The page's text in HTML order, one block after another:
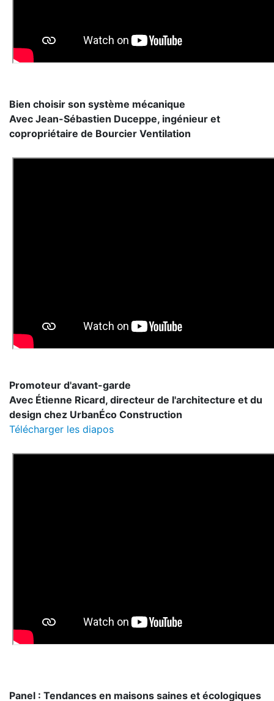
Bien choisir son système mécanique
Avec Jean-Sébastien Duceppe, ingénieur et
copropriétaire de Bourcier Ventilation
Promoteur d'avant-garde
Avec Étienne Ricard, directeur de l'architecture et du
design chez UrbanÉco Construction
Télécharger les diapos
Panel : Tendances en maisons saines et écologiques